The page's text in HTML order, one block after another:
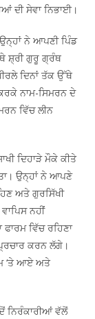
ਦੀ ਸੇਵਾ ਨਿਭਾਈ।
ਉਨ੍ਹਾਂ ਨੇ ਆਪਣੀ ਪਿੰਡ
ਸ਼੍ਰੀ ਗੁਰੂ ਗ੍ਰੰਥ
ਦਿਨਾਂ ਤੱਕ ਉੱਥੇ
ਨਾਮ-ਸਿਮਰਨ ਦੇ
ਵਿੱਚ ਲੀਨ
ਦਿਹਾੜੇ ਮੌਕੇ ਕੀਤੇ
ਉਨ੍ਹਾਂ ਨੇ ਆਪਣੇ
ਅਤੇ ਗੁਰਸਿੱਖੀ
ਨਹੀਂ
ਵਿੱਚ ਰਹਿਣਾ
ਕਰਨ ਲੱਗੇ।
‘ਤੇ ਆਏ ਅਤੇ
ਨਿਰੰਕਾਰੀਆਂ ਵੱਲੋਂ